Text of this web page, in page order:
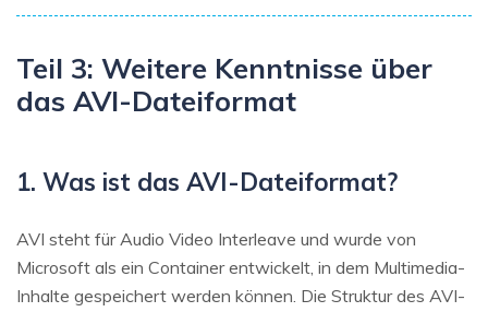
Teil 3: Weitere Kenntnisse über
das AVI-Dateiformat
1. Was ist das AVI-Dateiformat?
AVI steht für Audio Video Interleave und wurde von
Microsoft als ein Container entwickelt, in dem Multimedia-
Inhalte gespeichert werden können. Die Struktur des AVI-